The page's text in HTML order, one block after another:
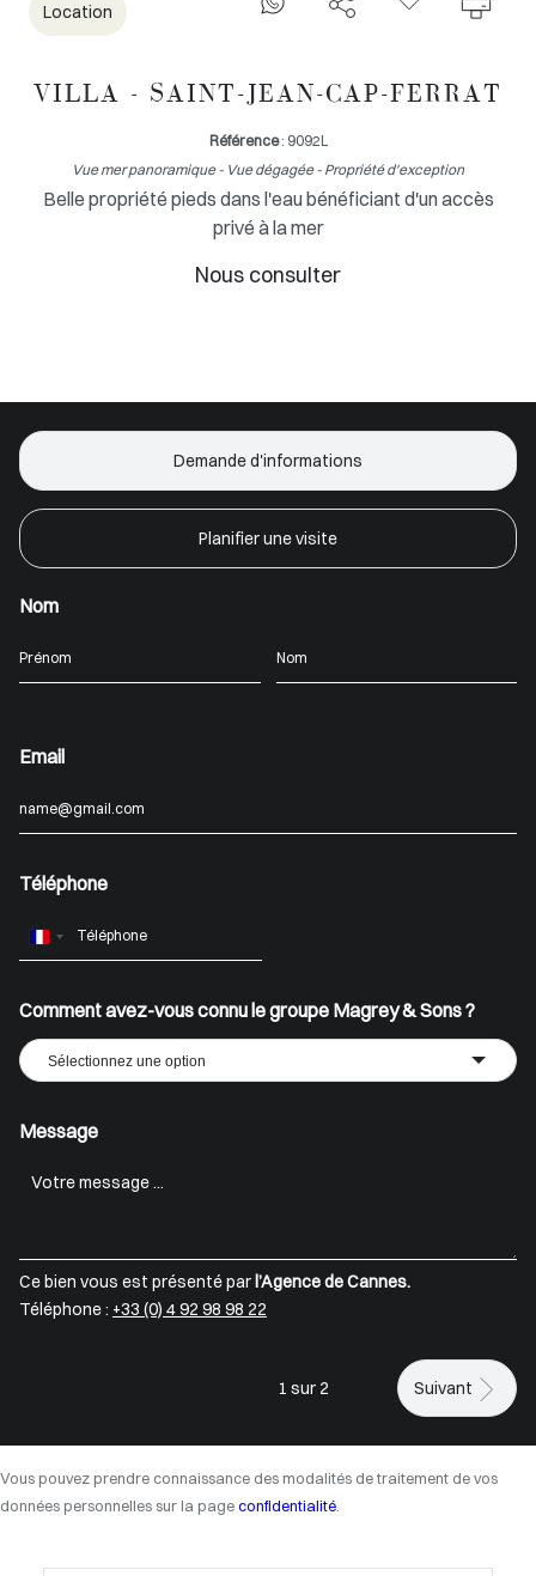
Location
VILLA - SAINT-JEAN-CAP-FERRAT
Référence: 9092L
Vue mer panoramique - Vue dégagée - Propriété d'exception
Belle propriété pieds dans l'eau bénéficiant d'un accès
privé à la mer
Nous consulter
Demande d'informations
Planifier une visite
Nom
Email
Téléphone
France
Comment avez-vous connu le groupe Magrey & Sons ?
Sélectionnez une option
Message
Ce bien vous est présenté par l’Agence de Cannes.
Téléphone : +33 (0) 4 92 98 98 22
1 sur 2 Suivant
Vous pouvez prendre connaissance des modalités de traitement de vos
données personnelles sur la page confidentialité.